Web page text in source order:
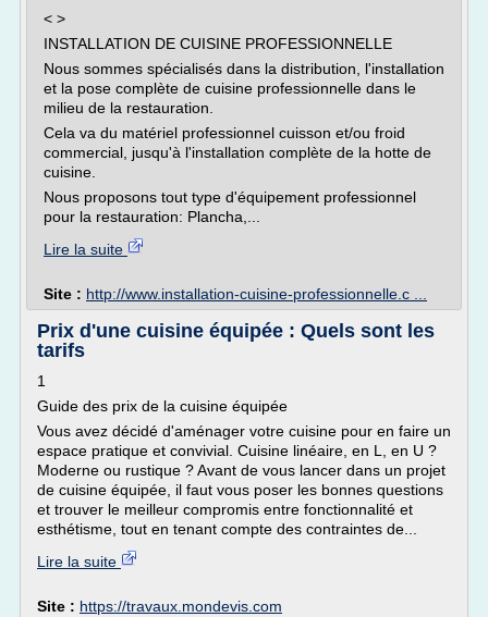
< >
INSTALLATION DE CUISINE PROFESSIONNELLE
Nous sommes spécialisés dans la distribution, l'installation
et la pose complète de cuisine professionnelle dans le
milieu de la restauration.
Cela va du matériel professionnel cuisson et/ou froid
commercial, jusqu'à l'installation complète de la hotte de
cuisine.
Nous proposons tout type d'équipement professionnel
pour la restauration: Plancha,...
Lire la suite
Site : http://www.installation-cuisine-professionnelle.c ...
Prix d'une cuisine équipée : Quels sont les
tarifs
1
Guide des prix de la cuisine équipée
Vous avez décidé d'aménager votre cuisine pour en faire un
espace pratique et convivial. Cuisine linéaire, en L, en U ?
Moderne ou rustique ? Avant de vous lancer dans un projet
de cuisine équipée, il faut vous poser les bonnes questions
et trouver le meilleur compromis entre fonctionnalité et
esthétisme, tout en tenant compte des contraintes de...
Lire la suite
Site : https://travaux.mondevis.com